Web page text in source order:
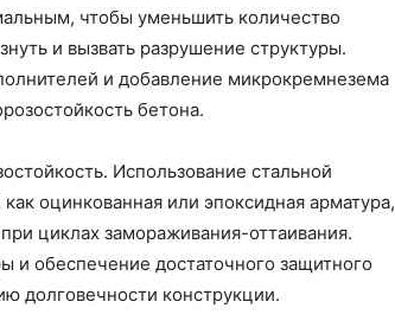
чтобы уменьшить количество
и вызвать разрушение структуры.
и добавление микрокремнезема
бетона.
Использование стальной
оцинкованная или эпоксидная арматура,
циклах замораживания-оттаивания.
и обеспечение достаточного защитного
долговечности конструкции.